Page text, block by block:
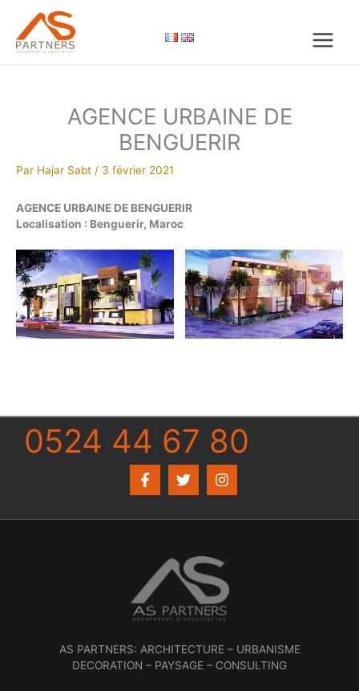
contenu
AGENCE URBAINE DE
BENGUERIR
Par Hajar Sabt / 3 février 2021
AGENCE URBAINE DE BENGUERIR
Localisation : Benguerir, Maroc
0524 44 67 80
AS PARTNERS: ARCHITECTURE – URBANISME
DECORATION – PAYSAGE – CONSULTING